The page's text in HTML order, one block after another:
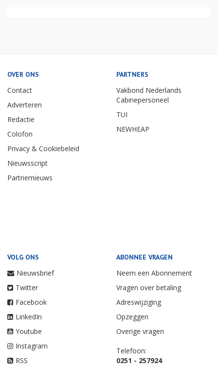
OVER ONS
Contact
Adverteren
Redactie
Colofon
Privacy & Cookiebeleid
Nieuwsscript
Partnernieuws
PARTNERS
Vakbond Nederlands
Cabinepersoneel
TUI
NEWHEAP
VOLG ONS
Nieuwsbrief
Twitter
Facebook
LinkedIn
Youtube
Instagram
RSS
ABONNEE VRAGEN
Neem een Abonnement
Vragen over betaling
Adreswijziging
Opzeggen
Overige vragen
Telefoon:
0251 - 257924